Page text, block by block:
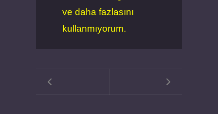
ve daha fazlasını
kullanmıyorum.